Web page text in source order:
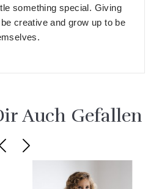
something special. Giving
creative and grow up to be
Auch Gefallen